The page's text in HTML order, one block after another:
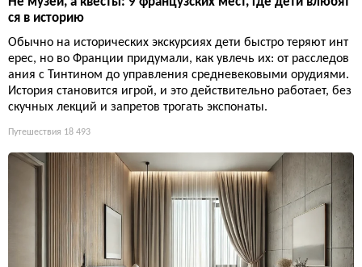
ся в историю
Обычно на исторических экскурсиях дети быстро теряют инт
ерес, но во Франции придумали, как увлечь их: от расследов
ания с Тинтином до управления средневековыми орудиями.
История становится игрой, и это действительно работает, без
скучных лекций и запретов трогать экспонаты.
Путешествия 18 493